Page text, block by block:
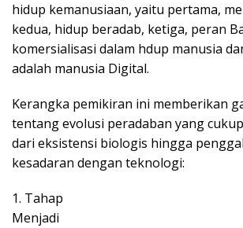
hidup kemanusiaan, yaitu pertama,
kedua, hidup beradab, ketiga, peran
komersialisasi dalam hdup manusia
adalah manusia Digital.
Kerangka pemikiran ini memberikan
tentang evolusi peradaban yang
dari eksistensi biologis hingga
kesadaran dengan teknologi:
1. Tahap
Menjadi